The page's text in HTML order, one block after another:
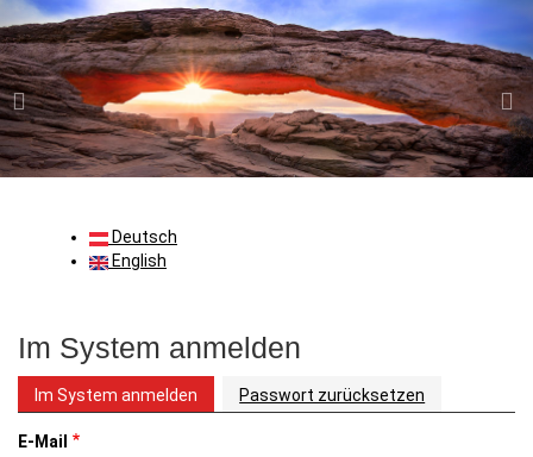
Direkt
zum
Inhalt
P
r
e
v
i
o
e
x
t
Deutsch
English
Im System anmelden
Primäre
Reiter
Im System anmelden Passwort zurücksetzen
E-Mail